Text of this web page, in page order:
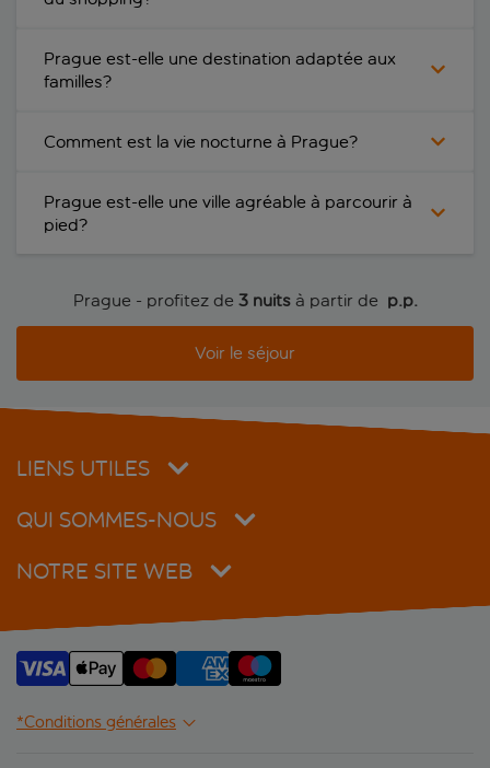
Barcelo Old Town Praha
Botanique Hotel Prague
Carlton Hotel
Charles Bridge Palace
Clarion Congress Hotel Prague
Clarion Hotel Prague City
Comfort Hotel Prague City East
Prague est-elle une destination adaptée aux
familles?
Comment est la vie nocturne à Prague?
Prague est-elle une ville agréable à parcourir à
pied?
Prague - profitez de 3 nuitsà partir de p.p.
Voir le séjour
LIENS UTILES
QUI SOMMES-NOUS
NOTRE SITE WEB
*Conditions générales